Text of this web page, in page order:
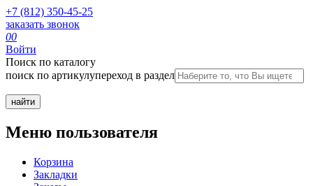
+7 (812) 350-45-25
заказать звонок
00
Войти
Поиск по каталогу
поиск по артикулупереход в раздел
Меню пользователя
Корзина
Закладки